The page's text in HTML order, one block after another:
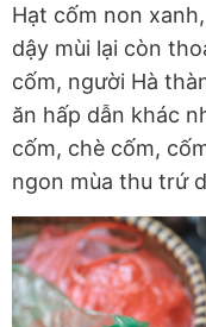
Hạt cốm non
dậy mùi lại còn
cốm, người Hà
ăn hấp dẫn khác
cốm, chè cốm,
ngon mùa thu trứ